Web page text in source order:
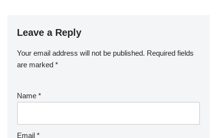
Leave a Reply
Your email address will not be published. Required fields
are marked *
Name *
Email *